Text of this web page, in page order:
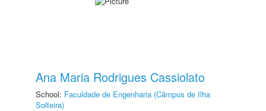
Ana Maria Rodrigues Cassiolato
School: Faculdade de Engenharia (Câmpus de Ilha
Solteira)